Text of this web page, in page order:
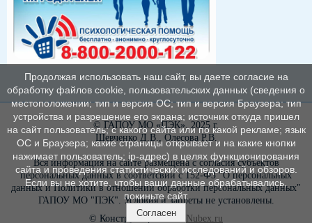
© ГАПОУ МО «ПЭК», 2025 г.
Шевченко Д.В., Олесова Р.В.
Вся информация на сайте размещена с согласия субъектов
персональных данных в соответсвии с 152-ФЗ "О персональных
данных и Политики в отношении обработки персональных данных"
ГАПОУ МО "ПЭК". Условия и запреты не установлены.
© Конструктор сайтов
Nubex.ru
Продолжая использовать наш сайт, вы даете согласие на
обработку файлов cookie, пользовательских данных (сведения о
местоположении; тип и версия ОС; тип и версия Браузера; тип
устройства и разрешение его экрана; источник откуда пришел
на сайт пользователь; с какого сайта или по какой рекламе; язык
ОС и Браузера; какие страницы открывает и на какие кнопки
нажимает пользователь; ip-адрес) в целях функционирования
сайта и проведения статистических исследований и обзоров.
Если вы не хотите, чтобы ваши данные обрабатывались,
покиньте сайт.
Согласен